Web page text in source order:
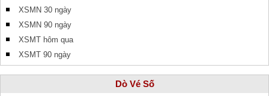
XSMN 30 ngày
XSMN 90 ngày
XSMT hôm qua
XSMT 90 ngày
Dò Vé Số